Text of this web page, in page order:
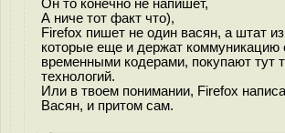
Он то конечно не напишет,
А ниче тот факт что),
Firefox пишет не один васян, а штат
которые еще и держат коммуникацию
временными кодерами, покупают тут
технологий.
Или в твоем понимании, Firefox
Васян, и притом сам.